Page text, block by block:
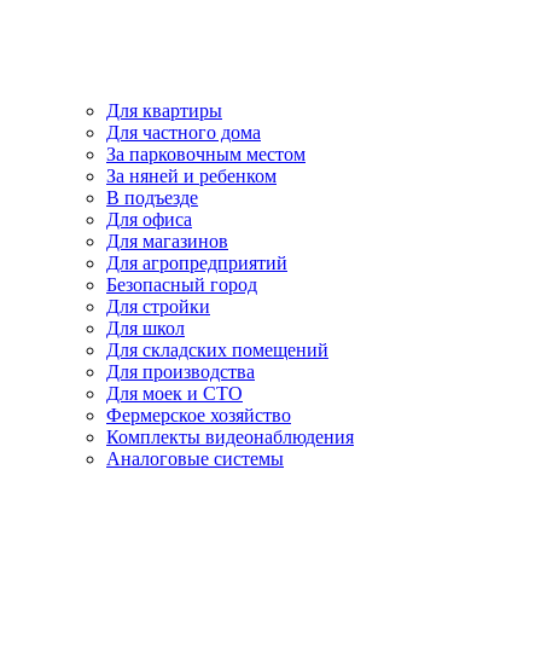
Для квартиры
Для частного дома
За парковочным местом
За няней и ребенком
В подъезде
Для офиса
Для магазинов
Для агропредприятий
Безопасный город
Для стройки
Для школ
Для складских помещений
Для производства
Для моек и СТО
Фермерское хозяйство
Комплекты видеонаблюдения
Аналоговые системы